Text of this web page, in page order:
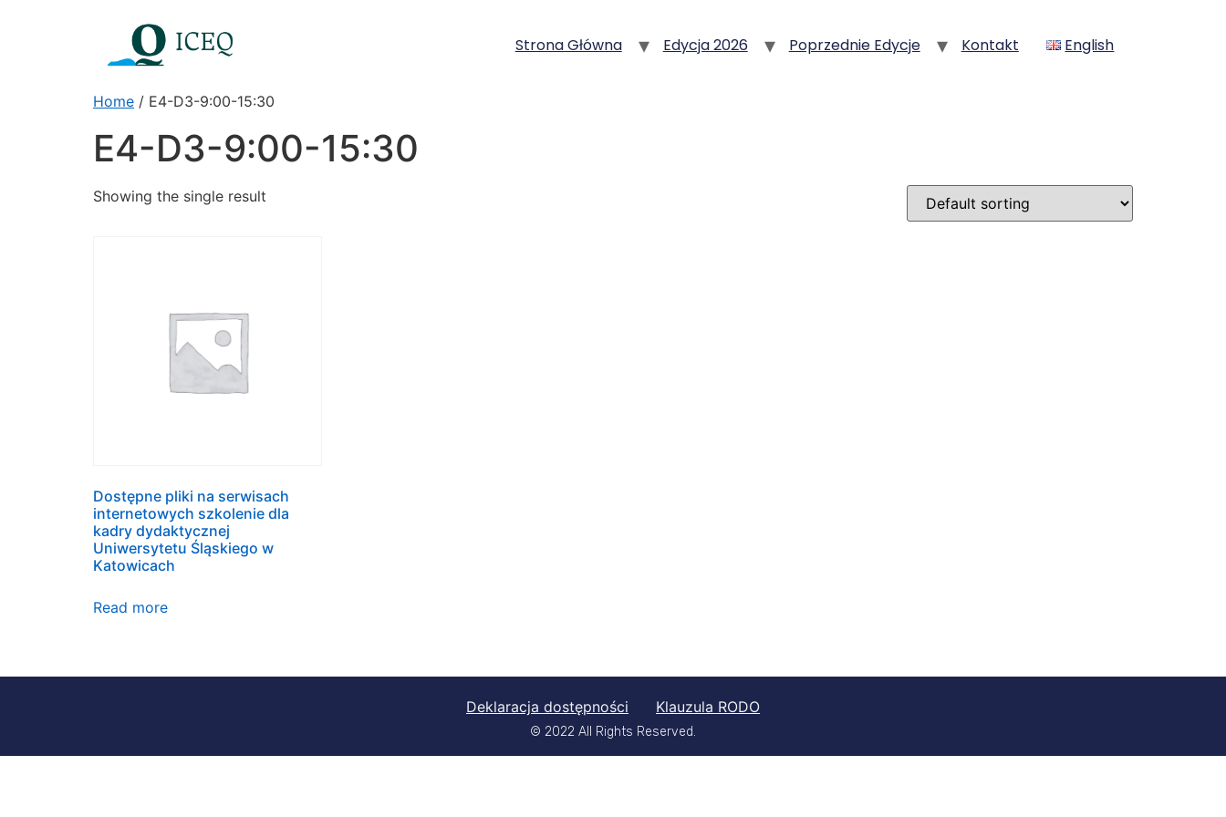
Strona Główna Edycja 2026 Poprzednie Edycje Kontakt English
Home / E4-D3-9:00-15:30
E4-D3-9:00-15:30
Showing the single result
Dostępne pliki na serwisach
internetowych szkolenie dla
kadry dydaktycznej
Uniwersytetu Śląskiego w
Katowicach
Read more
Deklaracja dostępności Klauzula RODO
© 2022 All Rights Reserved.